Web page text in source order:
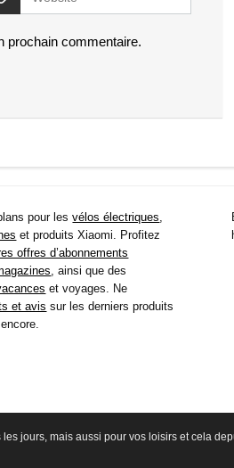
prochain commentaire.
pour lesvélos électriques,
et produits Xiaomi. Profitez
offres d’abonnements
, ainsi que des
et voyages. Ne
et avis sur les derniers produits
jours, mais aussi pour vos loisirs et cela